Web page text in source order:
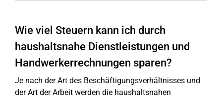
Wie viel Steuern kann ich durch
haushaltsnahe Dienstleistungen und
Handwerkerrechnungen sparen?
Je nach der Art des Beschäftigungsverhältnisses und
der Art der Arbeit werden die haushaltsnahen